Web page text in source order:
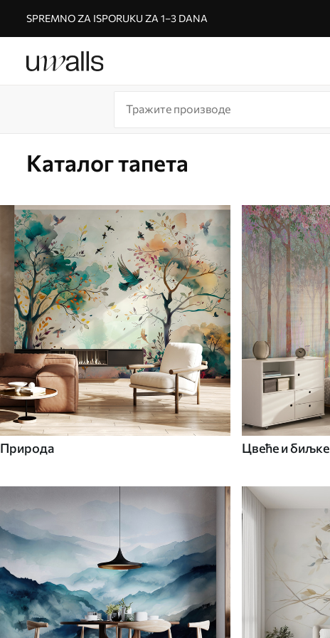
SPREMNO ZA ISPORUKU ZA 1–3 DANA
Каталог тапета
Природа Цвеће и биљке